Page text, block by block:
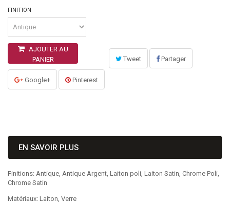
FINITION
AJOUTER AU
PANIER
Tweet Partager
Google+ Pinterest
EN SAVOIR PLUS
Finitions: Antique, Antique Argent, Laiton poli, Laiton Satin, Chrome Poli,
Chrome Satin
Matériaux: Laiton, Verre